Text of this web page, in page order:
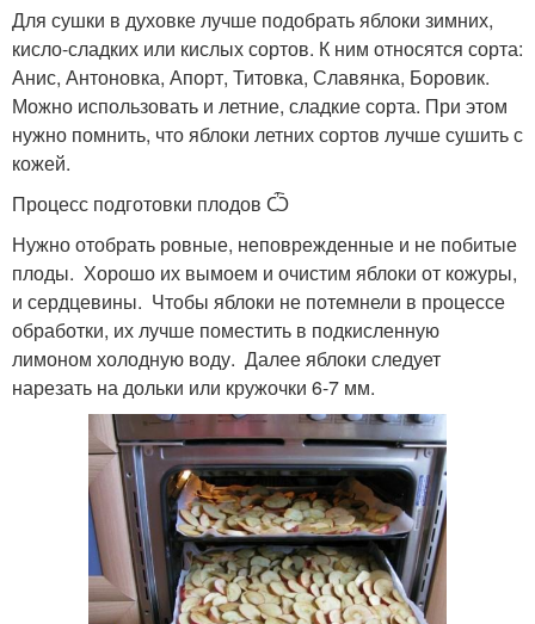
Для сушки в духовке лучше подобрать яблоки зимних,
кисло-сладких или кислых сортов. К ним относятся сорта:
Анис, Антоновка, Апорт, Титовка, Славянка, Боровик.
Можно использовать и летние, сладкие сорта. При этом
нужно помнить, что яблоки летних сортов лучше сушить с
кожей.
Процесс подготовки плодов Ѽ
Нужно отобрать ровные, неповрежденные и не побитые
плоды. Хорошо их вымоем и очистим яблоки от кожуры,
и сердцевины. Чтобы яблоки не потемнели в процессе
обработки, их лучше поместить в подкисленную
лимоном холодную воду. Далее яблоки следует
нарезать на дольки или кружочки 6-7 мм.